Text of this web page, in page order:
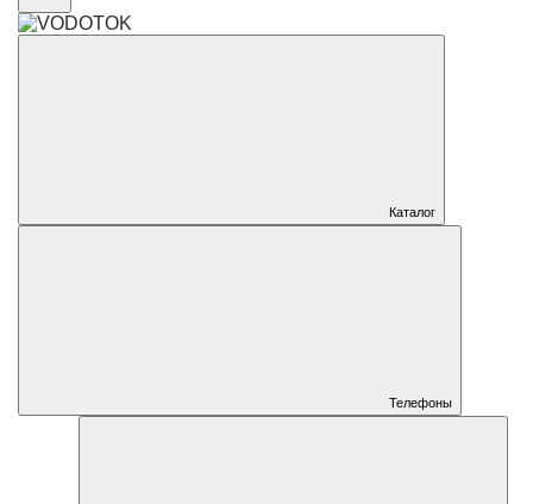
Каталог
Телефоны